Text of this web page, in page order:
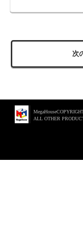
次
ALL OTHER